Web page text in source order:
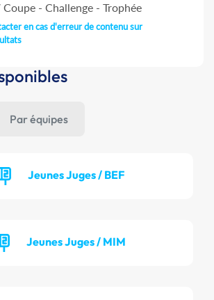
- Challenge - Trophée
en cas d'erreur de contenu sur
Par équipes
Jeunes Juges / BEF
Jeunes Juges / MIM